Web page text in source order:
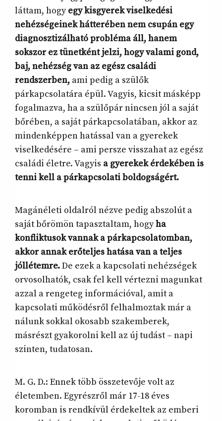
láttam, hogyegy kisgyerek viselkedési
nehézségeinek hátterében nem csupán egy
diagnosztizálható probléma áll, hanem
sokszor ez tünetként jelzi, hogy valami gond,
baj, nehézség van az egész családi
rendszerben, ami pedig a szülők
párkapcsolatára épül. Vagyis, kicsit másképp
fogalmazva, ha a szülőpár nincsen jól a saját
bőrében, a saját párkapcsolatában, akkor az
mindenképpen hatással van a gyerekek
viselkedésére – ami persze visszahat az egész
családi életre. Vagyis a gyerekek érdekében is
tenni kell a párkapcsolati boldogságért.
Magánéleti oldalról nézve pedig abszolút a
saját bőrömön tapasztaltam, hogyha
konfliktusok vannak a párkapcsolatomban,
akkor annak erőteljes hatása van a teljes
jóllétemre.De ezek a kapcsolati nehézségek
orvosolhatók, csak fel kell vértezni magunkat
azzal a rengeteg információval, amit a
kapcsolati működésről felhalmoztak már a
nálunk sokkal okosabb szakemberek,
másrészt gyakorolni kell az új tudást – napi
szinten, tudatosan.
M. G. D.: Ennek több összetevője volt az
életemben. Egyrészről már 17-18 éves
koromban is rendkívül érdekeltek az emberi